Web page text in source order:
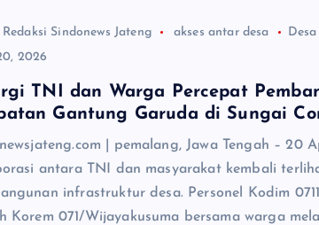
Redaksi Sindonews Jateng akses antar desa
2026
TNI dan Warga Percepat
Gantung Garuda di Sungai
| pemalang, Jawa Tengah – 20
antara TNI dan masyarakat kembali
infrastruktur desa. Personel Kodim
Korem 071/Wijayakusuma bersama warga